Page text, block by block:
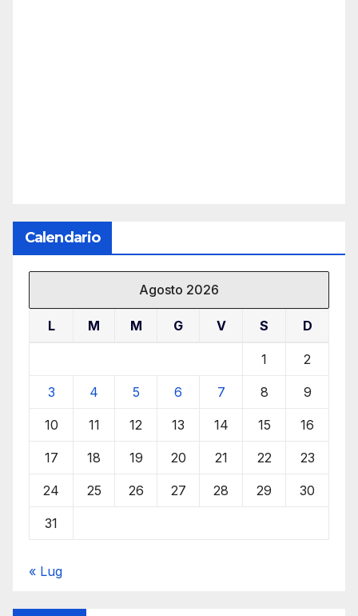
Calendario
Agosto 2026
L M M G V S D
1 2
3 4 5 6 7 8 9
10 11 12 13 14 15 16
17 18 19 20 21 22 23
24 25 26 27 28 29 30
31
« Lug